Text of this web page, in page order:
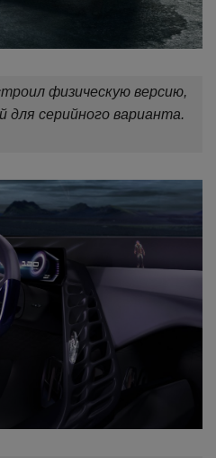
физическую версию,
для серийного варианта.